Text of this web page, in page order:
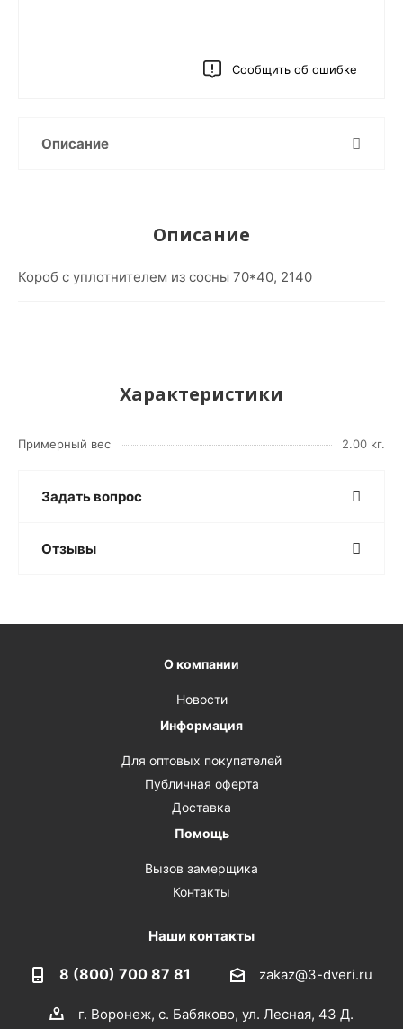
Сообщить об ошибке
Описание
Описание
Короб с уплотнителем из сосны 70*40, 2140
Характеристики
Примерный вес 2.00 кг.
Задать вопрос
Отзывы
О компании
Новости
Информация
Для оптовых покупателей
Публичная оферта
Доставка
Помощь
Вызов замерщика
Контакты
Наши контакты
8 (800) 700 87 81 zakaz@3-dveri.ru
г. Воронеж, с. Бабяково, ул. Лесная, 43 Д.